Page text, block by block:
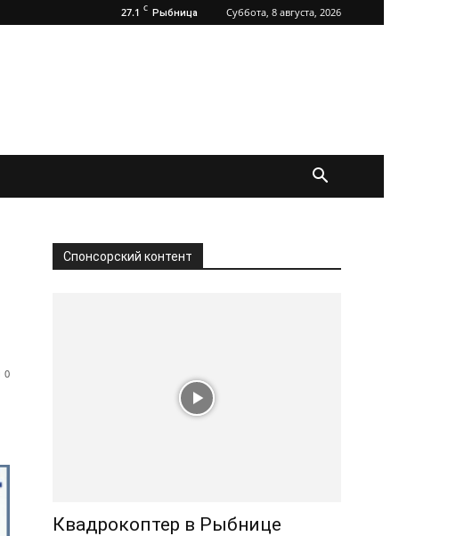
27.1 C Рыбница Суббота, 8 августа, 2026
0
Спонсорский контент
Квадрокоптер в Рыбнице